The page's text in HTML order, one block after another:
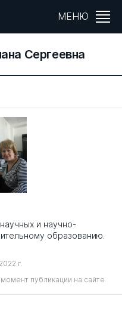
МЕНЮ
Сергеевна
и научно-
образованию.
г.
публикации на сайте